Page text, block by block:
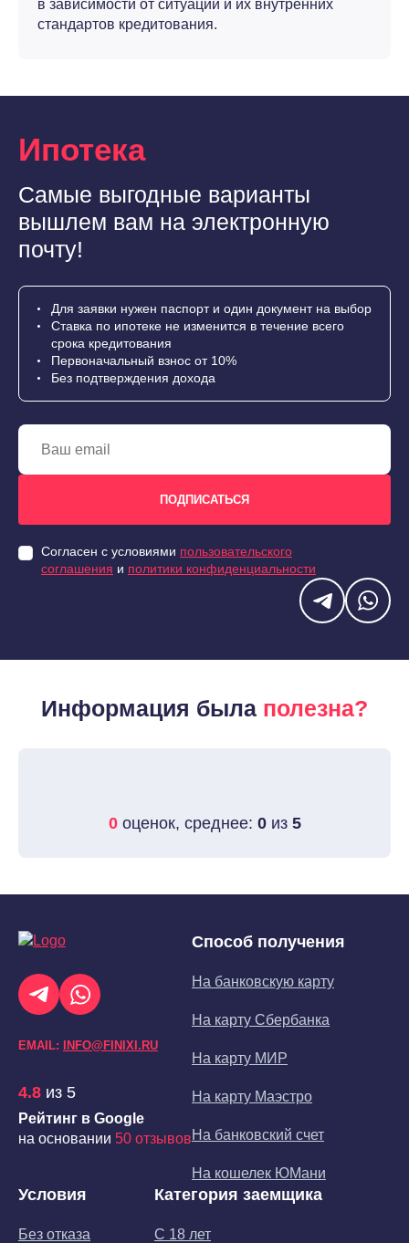
в зависимости от ситуации и их внутренних
стандартов кредитования.
Ипотека
Самые выгодные варианты
вышлем вам на электронную
почту!
Для заявки нужен паспорт и один документ на выбор
Ставка по ипотеке не изменится в течение всего
срока кредитования
Первоначальный взнос от 10%
Без подтверждения дохода
Согласен с условиями пользовательского
соглашения и политики конфиденциальности
Информация была полезна?
0оценок, среднее: 0из 5
EMAIL: INFO@FINIXI.RU
4.8 из 5
Рейтинг в Google
на основании 50 отзывов
Способ получения
На банковскую карту
На карту Сбербанка
На карту МИР
На карту Маэстро
На банковский счет
На кошелек ЮМани
Условия
Без отказа
Категория заемщика
С 18 лет